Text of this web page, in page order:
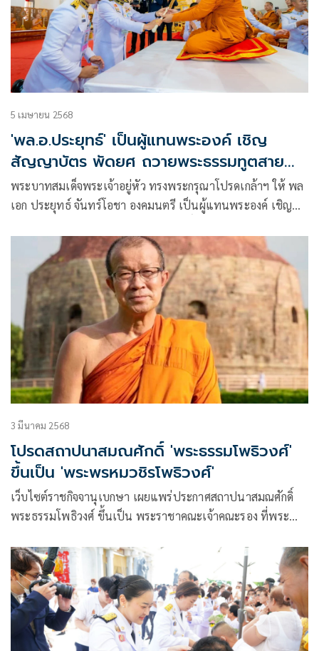
5 เมษายน 2568
'พล.อ.ประยุทธ์' เป็นผู้แทนพระองค์ เชิญ
สัญญาบัตร พัดยศ ถวายพระธรรมทูตสาย
อินเดีย-เนปาล
พระบาทสมเด็จพระเจ้าอยู่หัว ทรงพระกรุณาโปรดเกล้าฯ ให้ พล
เอก ประยุทธ์ จันทร์โอชา องคมนตรี เป็นผู้แทนพระองค์ เชิญ
รอง ถวายแด่
3 มีนาคม 2568
โปรดสถาปนาสมณศักดิ์ 'พระธรรมโพธิวงศ์'
ขึ้นเป็น 'พระพรหมวชิรโพธิวงศ์'
เว็บไซต์ราชกิจจานุเบกษา เผยแพร่ประกาศสถาปนาสมณศักดิ์
พระธรรมโพธิวงศ์ ขึ้นเป็น พระราชาคณะเจ้าคณะรอง ที่พระ